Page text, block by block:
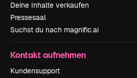
Deine Inhalte verkaufen
Pressesaal
Suchst du nach magnific.ai
Kontakt aufnehmen
Kundensupport